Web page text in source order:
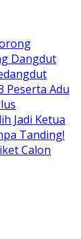
Dangdut
Peserta Adu
Jadi Ketua
Tanding!
Calon